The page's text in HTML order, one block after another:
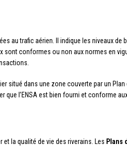
au trafic aérien. Il indique les niveaux de
conformes ou non aux normes en
situé dans une zone couverte par un Plan
que l’ENSA est bien fourni et conforme
la qualité de vie des riverains. Les Plans